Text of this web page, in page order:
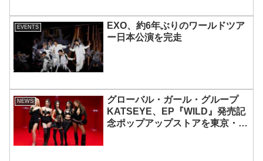
EVENTS
EXO、約6年ぶりのワールドツア
ー日本公演を完走
NEWS
グローバル・ガール・グループ
KATSEYE、EP『WILD』発売記
念ポップアップストアを東京・原